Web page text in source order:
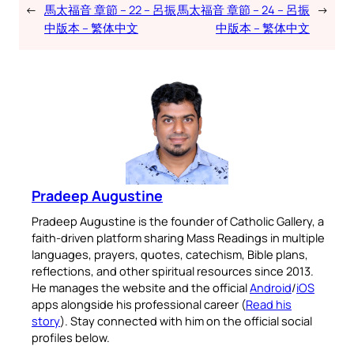
← 馬太福音 章節 – 22 – 呂振
中版本 – 繁体中文
馬太福音 章節 – 24 – 呂振
中版本 – 繁体中文
→
Pradeep Augustine
Pradeep Augustine is the founder of Catholic Gallery, a
faith-driven platform sharing Mass Readings in multiple
languages, prayers, quotes, catechism, Bible plans,
reflections, and other spiritual resources since 2013.
He manages the website and the officialAndroid/iOS
apps alongside his professional career (Read his
story). Stay connected with him on the official social
profiles below.